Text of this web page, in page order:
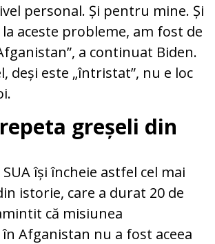
personal. Și pentru mine. Și
aceste probleme, am fost de
a continuat Biden.
deși este „întristat”, nu e loc
greșeli din
își încheie astfel cel mai
istorie, care a durat 20 de
că misiunea
Afganistan nu a fost aceea